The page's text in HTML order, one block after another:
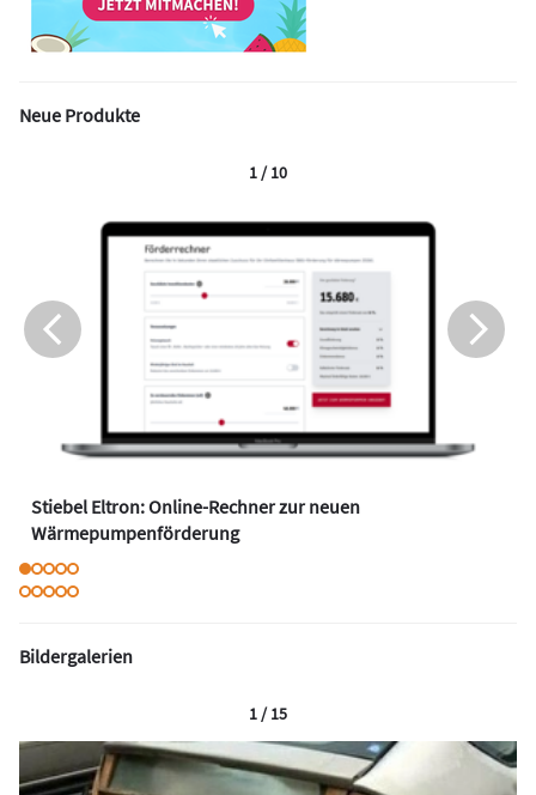
Neue Produkte
Stiebel Eltron: Online-Rechner zur neuen
Wärmepumpenförderung
1 / 10
Bildergalerien
1 / 15